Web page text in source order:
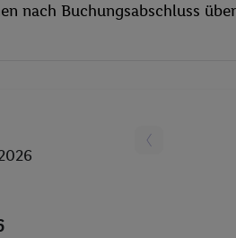
nach Buchungsabschluss